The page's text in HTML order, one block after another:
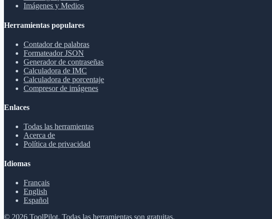
Imágenes y Medios
Herramientas populares
Contador de palabras
Formateador JSON
Generador de contraseñas
Calculadora de IMC
Calculadora de porcentaje
Compresor de imágenes
Enlaces
Todas las herramientas
Acerca de
Política de privacidad
Idiomas
Français
English
Español
© 2026 ToolPilot. Todas las herramientas son gratuitas.